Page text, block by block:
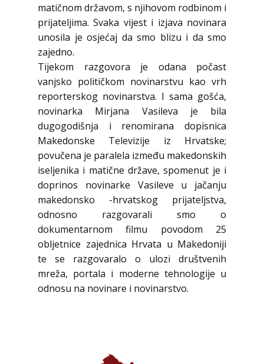
matičnom državom, s njihovom rodbinom i
prijateljima. Svaka vijest i izjava novinara
unosila je osjećaj da smo blizu i da smo
zajedno.
Tijekom razgovora je odana počast
vanjsko političkom novinarstvu kao vrh
reporterskog novinarstva. I sama gošća,
novinarka Mirjana Vasileva je bila
dugogodišnja i renomirana dopisnica
Makedonske Televizije iz Hrvatske;
povučena je paralela između makedonskih
iseljenika i matične države, spomenut je i
doprinos novinarke Vasileve u jačanju
makedonsko -hrvatskog prijateljstva,
odnosno razgovarali smo o
dokumentarnom filmu povodom 25
obljetnice zajednica Hrvata u Makedoniji
te se razgovaralo o ulozi društvenih
mreža, portala i moderne tehnologije u
odnosu na novinare i novinarstvo.